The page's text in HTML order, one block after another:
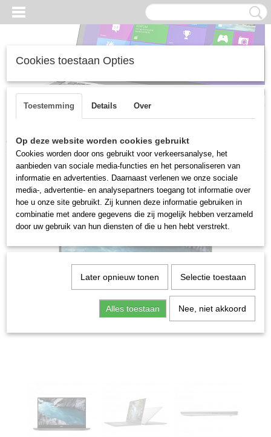
Inloggen Registreren
Home >Gebruikte laptops>Dell>DELL XPS 9560
Cookies toestaan Opties
Toestemming Details Over
Op deze website worden cookies gebruikt
Cookies worden door ons gebruikt voor verkeersanalyse, het
aanbieden van sociale media-functies en het personaliseren van
informatie en advertenties. Daarnaast verlenen we onze sociale
media-, advertentie- en analysepartners toegang tot informatie over
hoe u onze site gebruikt. Zij kunnen deze informatie gebruiken in
combinatie met andere gegevens die zij mogelijk hebben verzameld
door uw gebruik van hun diensten of die u hen hebt verstrekt.
Later opnieuw tonen Selectie toestaan
Alles toestaan Nee, niet akkoord